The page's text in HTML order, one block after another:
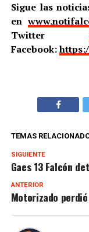
Sigue las
en
Twitter
Facebook:
TEMAS
SIGUIENTE
Gaes 13 Falcón
ANTERIOR
Motorizado